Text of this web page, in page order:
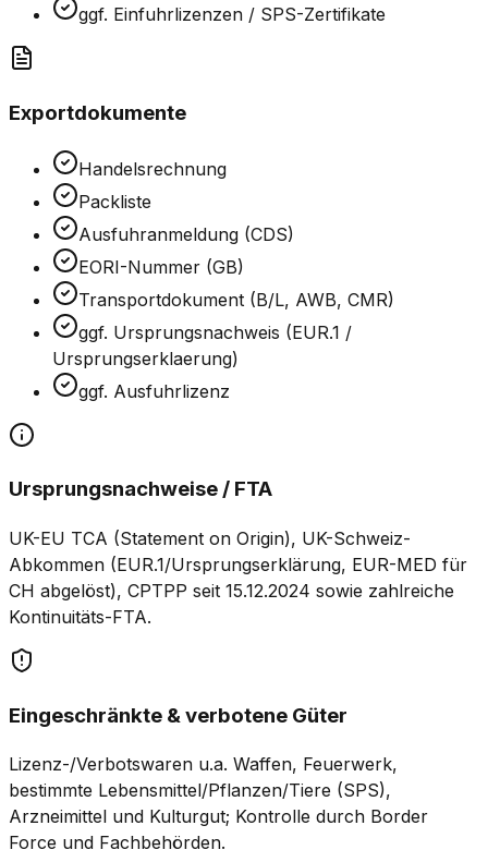
ggf. Einfuhrlizenzen / SPS-Zertifikate
Exportdokumente
Handelsrechnung
Packliste
Ausfuhranmeldung (CDS)
EORI-Nummer (GB)
Transportdokument (B/L, AWB, CMR)
ggf. Ursprungsnachweis (EUR.1 /
Ursprungserklaerung)
ggf. Ausfuhrlizenz
Ursprungsnachweise / FTA
UK-EU TCA (Statement on Origin), UK-Schweiz-
Abkommen (EUR.1/Ursprungserklärung, EUR-MED für
CH abgelöst), CPTPP seit 15.12.2024 sowie zahlreiche
Kontinuitäts-FTA.
Eingeschränkte & verbotene Güter
Lizenz-/Verbotswaren u.a. Waffen, Feuerwerk,
bestimmte Lebensmittel/Pflanzen/Tiere (SPS),
Arzneimittel und Kulturgut; Kontrolle durch Border
Force und Fachbehörden.